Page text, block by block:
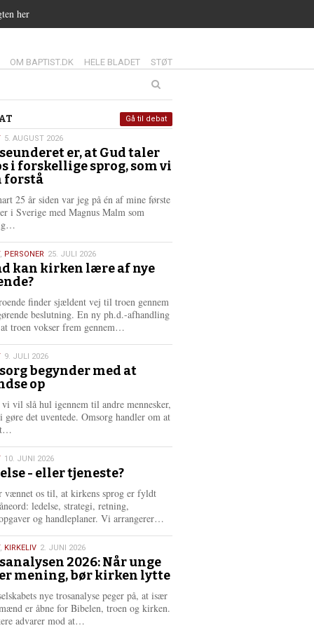
her
14.0:
OM BAPTIST.DK 15.0:
HELE BLADET 16.0:
STØT
5. AUGUST 2026
er, at Gud taler
i forskellige sprog, som vi
forstå
25 år siden var jeg på én af mine første
i Sverige med Magnus Malm som
s
m
e
r
e
, PERSONER 25. JULI 2026
kan kirken lære af nye
finder sjældent vej til troen gennem
beslutning. En ny ph.d.-afhandling
troen vokser frem gennem…
e
e
9. JULI 2026
begynder med at
op
vil slå hul igennem til andre mennesker,
gøre det uventede. Omsorg handler om at
s
e
r
e
10. JUNI 2026
- eller tjeneste?
vænnet os til, at kirkens sprog er fyldt
ledelse, strategi, retning,
og handleplaner. Vi arrangerer…
r
e
, KIRKELIV 2. JUNI 2026
2026: Når unge
mening, bør kirken lytte
nye trosanalyse peger på, at især
er åbne for Bibelen, troen og kirken.
advarer mod at…
Gå til debat